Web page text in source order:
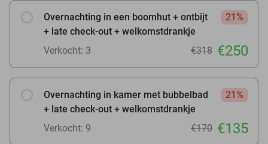
Overnachting in een boomhut + ontbijt
+ late check-out + welkomstdrankje
21%
Verkocht: 3 €318 €250
Overnachting in kamer met bubbelbad
+ late check-out + welkomstdrankje
21%
Verkocht: 9 €170 €135